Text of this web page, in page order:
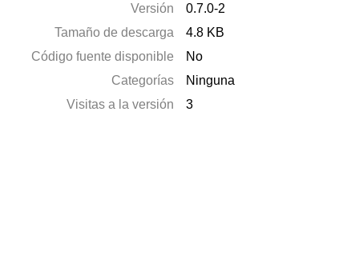
Versión
0.7.0-2
Tamaño de descarga
4.8 KB
Código fuente disponible
No
Categorías
Ninguna
Visitas a la versión
3